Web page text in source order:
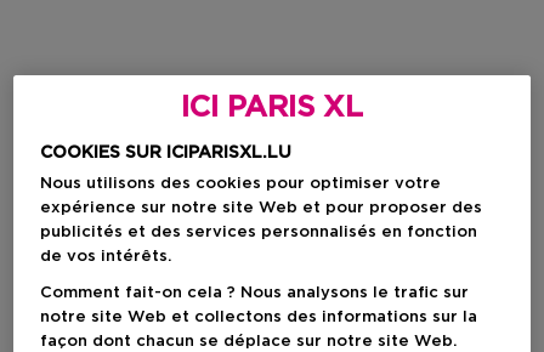
ICI PARIS XL
COOKIES SUR ICIPARISXL.LU
Nous utilisons des cookies pour optimiser votre
expérience sur notre site Web et pour proposer des
publicités et des services personnalisés en fonction
de vos intérêts.
Comment fait-on cela ? Nous analysons le trafic sur
notre site Web et collectons des informations sur la
façon dont chacun se déplace sur notre site Web.